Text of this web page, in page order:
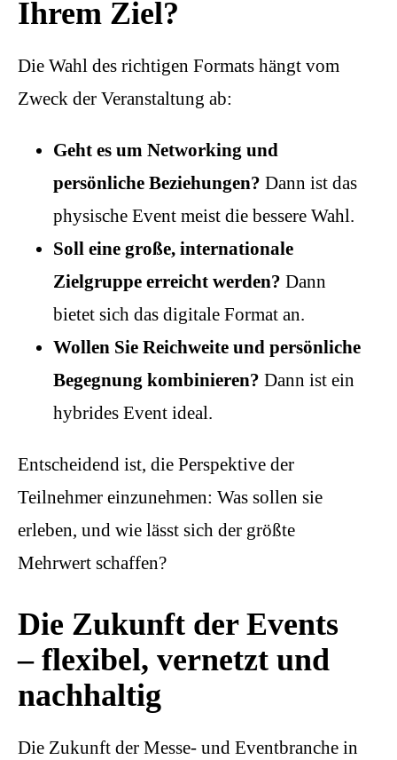
Ihrem Ziel?
Die Wahl des richtigen Formats hängt vom
Zweck der Veranstaltung ab:
Geht es um Networking und
persönliche Beziehungen? Dann ist das
physische Event meist die bessere Wahl.
Soll eine große, internationale
Zielgruppe erreicht werden? Dann
bietet sich das digitale Format an.
Wollen Sie Reichweite und persönliche
Begegnung kombinieren? Dann ist ein
hybrides Event ideal.
Entscheidend ist, die Perspektive der
Teilnehmer einzunehmen: Was sollen sie
erleben, und wie lässt sich der größte
Mehrwert schaffen?
Die Zukunft der Events
– flexibel, vernetzt und
nachhaltig
Die Zukunft der Messe- und Eventbranche in